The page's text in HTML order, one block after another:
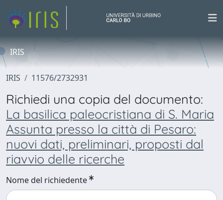
IRIS
IRIS 11576/2732931
Richiedi una copia del documento:
La basilica paleocristiana di S. Maria
Assunta presso la città di Pesaro:
nuovi dati, preliminari, proposti dal
riavvio delle ricerche
Nome del richiedente